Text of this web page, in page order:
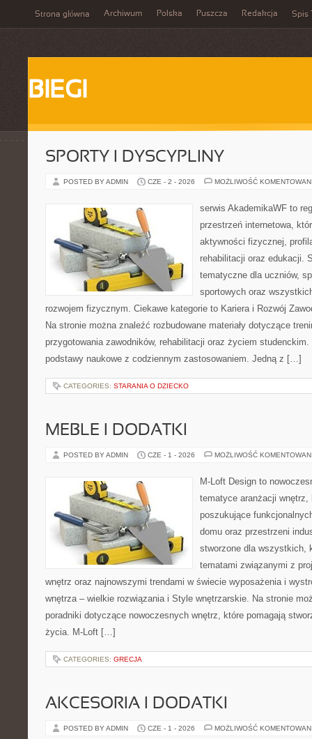
Strona główna Archiwum Polska Puszcza Redakcja Spis
BIEGI
SPORTY I DYSCYPLINY
POSTED BY ADMIN CZE - 2 - 2026 MOŻLIWOŚĆ
serwis AkademikaWF to
przestrzeń internetowa,
aktywności fizycznej,
rehabilitacji oraz edukacji.
tematyczne dla uczniów,
sportowych oraz
rozwojem fizycznym. Ciekawe kategorie to Kariera i Rozwój
Na stronie można znaleźć rozbudowane materiały dotyczące
przygotowania zawodników, rehabilitacji oraz życiem
podstawy naukowe z codziennym zastosowaniem. Jedną z […]
CATEGORIES: STARANIA O DZIECKO
MEBLE I DODATKI
POSTED BY ADMIN CZE - 1 - 2026 MOŻLIWOŚĆ
M-Loft Design to
tematyce aranżacji
poszukujące
domu oraz przestrzeni
stworzone dla wszystkich,
tematami związanymi z
wnętrz oraz najnowszymi trendami w świecie wyposażenia i
wnętrza – wielkie rozwiązania i Style wnętrzarskie. Na stronie
poradniki dotyczące nowoczesnych wnętrz, które pomagają
życia. M-Loft […]
CATEGORIES: GRECJA
AKCESORIA I DODATKI
POSTED BY ADMIN CZE - 1 - 2026 MOŻLIWOŚĆ